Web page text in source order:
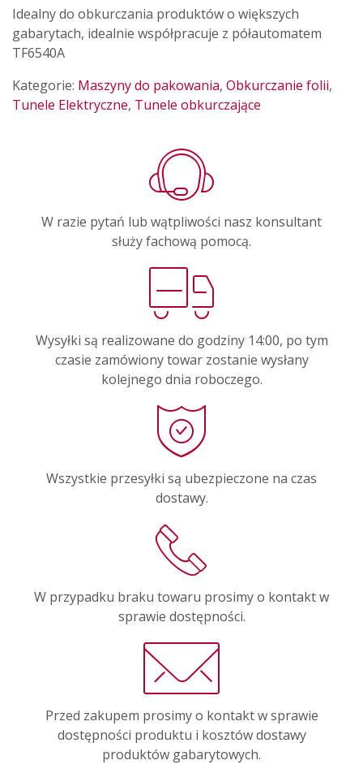
Idealny do obkurczania produktów o większych
gabarytach, idealnie współpracuje z półautomatem
TF6540A
Kategorie: Maszyny do pakowania, Obkurczanie folii,
Tunele Elektryczne, Tunele obkurczające
W razie pytań lub wątpliwości nasz konsultant
służy fachową pomocą.
Wysyłki są realizowane do godziny 14:00, po tym
czasie zamówiony towar zostanie wysłany
kolejnego dnia roboczego.
Wszystkie przesyłki są ubezpieczone na czas
dostawy.
W przypadku braku towaru prosimy o kontakt w
sprawie dostępności.
Przed zakupem prosimy o kontakt w sprawie
dostępności produktu i kosztów dostawy
produktów gabarytowych.